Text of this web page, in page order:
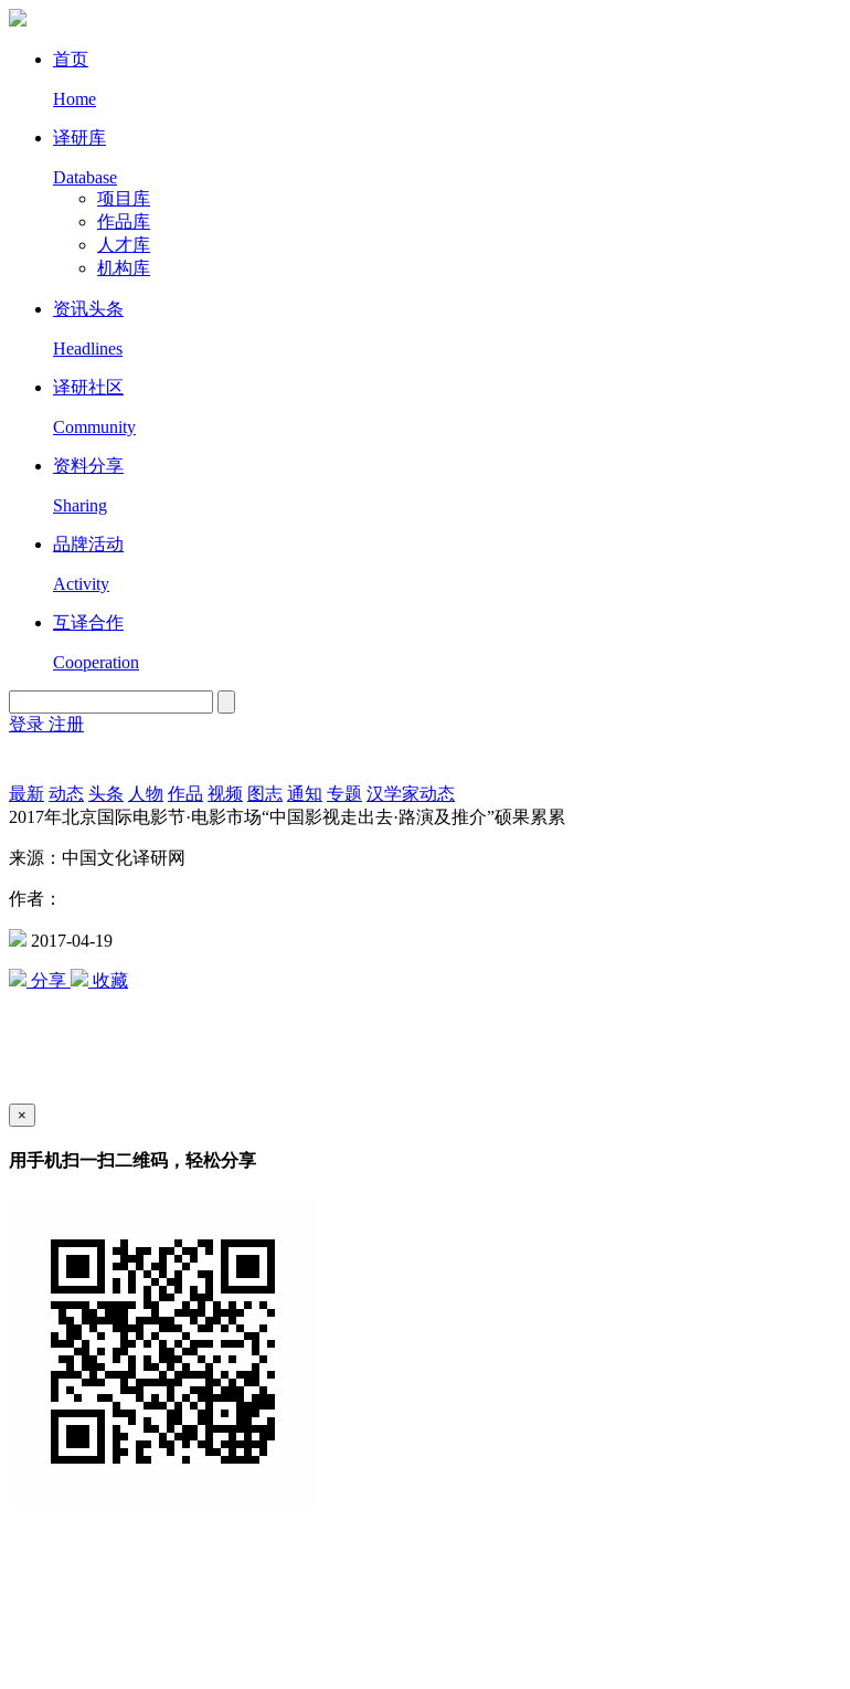
首页
Home
译研库
Database
项目库
作品库
人才库
机构库
资讯头条
Headlines
译研社区
Community
资料分享
Sharing
品牌活动
Activity
互译合作
Cooperation
登录 注册
最新 动态 头条 人物 作品 视频 图志 通知 专题 汉学家动态
2017年北京国际电影节·电影市场“中国影视走出去·路演及推介”硕果累累
来源：中国文化译研网
作者：
2017-04-19
分享 收藏
×
用手机扫一扫二维码，轻松分享